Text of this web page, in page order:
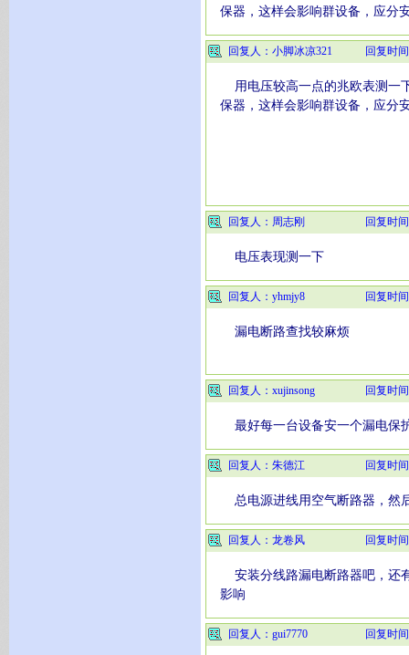
保器，这样会影响群设备，应分
回复人：小脚冰凉321 回复时
用电压较高一点的兆欧表测一
保器，这样会影响群设备，应分
回复人：周志刚 回复时
电压表现测一下
回复人：yhmjy8 回复时
漏电断路查找较麻烦
回复人：xujinsong 回复时
最好每一台设备安一个漏电保
回复人：朱德江 回复时
总电源进线用空气断路器，然
回复人：龙卷风 回复时
安装分线路漏电断路器吧，还
影响
回复人：gui7770 回复时